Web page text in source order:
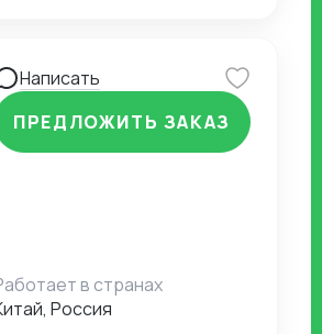
Написать
ПРЕДЛОЖИТЬ ЗАКАЗ
в странах
Россия